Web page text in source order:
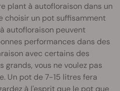
plant à autofloraison dans un
choisir un pot suffisamment
autofloraison peuvent
performances dans des
avec certains des
vous ne voulez pas
Un pot de 7-15 litres fera